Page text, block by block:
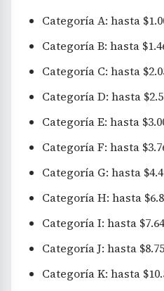
Categoría A: hasta
Categoría B: hasta
Categoría C: hasta
Categoría D: hasta
Categoría E: hasta
Categoría F: hasta
Categoría G: hasta
Categoría H: hasta
Categoría I: hasta
Categoría J: hasta
Categoría K: hasta